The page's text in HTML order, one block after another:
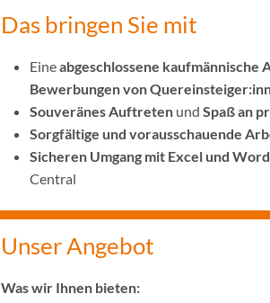
Das bringen Sie mit
Eineabgeschlossene kaufmännische
Bewerbungen von
Souveränes Auftreten und Spaß an
Sorgfältige und vorausschauende
Sicheren Umgang mit Excel und Word
Central
Unser Angebot
Was wir Ihnen bieten: